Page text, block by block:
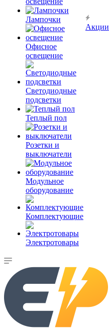
Лампочки
Офисное
освещение
Светодиодные
подсветки
Теплый пол
Розетки и
выключатели
Модульное
оборудование
Комплектующие
Электротовары
Акции